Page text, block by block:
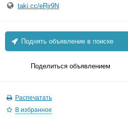
taki.cc/eRjr9N
Поднять объявление в поиске
Поделиться объявлением
Распечатать
В избранное